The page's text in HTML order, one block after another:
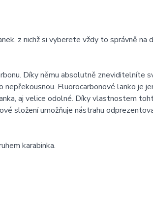
z nichž si vyberete vždy to správně na
Díky němu absolutně zneviditelníte
Fluorocarbonové lanko je
aj velice odolné. Díky vlastnostem
složení umožňuje nástrahu
karabinka.